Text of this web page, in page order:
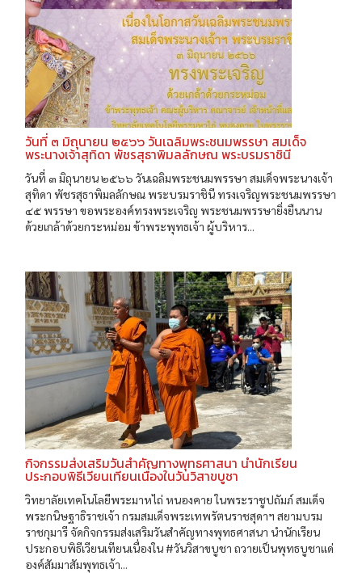
วันที่ ๓ มิถุนายน ๒๕๖๖ วันเฉลิมพระชนมพรรษา สมเด็จ
พระนางเจ้าสุทิดา พัชรสุธาพิมลลักษณ พระบรมราชินี
วันที่ ๓ มิถุนายน ๒๕๖๖ วันเฉลิมพระชนมพรรษา สมเด็จพระนางเจ้า
สุทิดา พัชรสุธาพิมลลักษณ พระบรมราชินี ทรงเจริญพระชนมพรรษา
๔๕ พรรษา ขอพระองค์ทรงพระเจริญ พระชนมพรรษายิ่งยืนนาน
ด้วยเกล้าด้วยกระหม่อม ข้าพระพุทธเจ้า ผู้บริหาร...
กิจกรรมส่งเสริมวันสำคัญทางพุทธศาสนา นำนักเรียน
ประกอบพิธีเวียนเทียนเนื่องในวันวิสาขบูชา
วิทยาลัยเทคโนโลยีพระมาหไถ่ หนองคาย ในพระราชูปถัมภ์ สมเด็จ
พระกนิษฐาธิราชเจ้า กรมสมเด็จพระเทพรัตนราชสุดาฯ สยามบรม
ราชกุมารี จัดกิจกรรมส่งเสริมวันสำคัญทางพุทธศาสนา นำนักเรียน
ประกอบพิธีเวียนเทียนเนื่องใน #วันวิสาขบูชา ถวายเป็นพุทธบูชาแด่
องค์สัมมาสัมพุทธเจ้า...